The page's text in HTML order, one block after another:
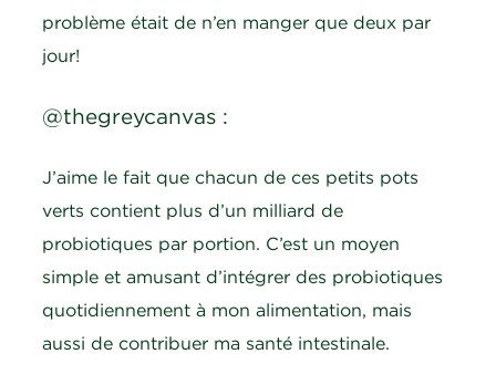
problème était de n’en manger que deux par
jour!
@thegreycanvas :
J’aime le fait que chacun de ces petits pots
verts contient plus d’un milliard de
probiotiques par portion. C’est un moyen
simple et amusant d’intégrer des probiotiques
quotidiennement à mon alimentation, mais
aussi de contribuer ma santé intestinale.